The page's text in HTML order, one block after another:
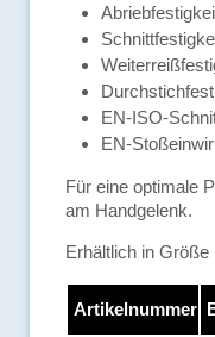
EN-ISO-
EN-
Für eine optimale
am Handgelenk.
Erhältlich in Größe
Artikelnummer